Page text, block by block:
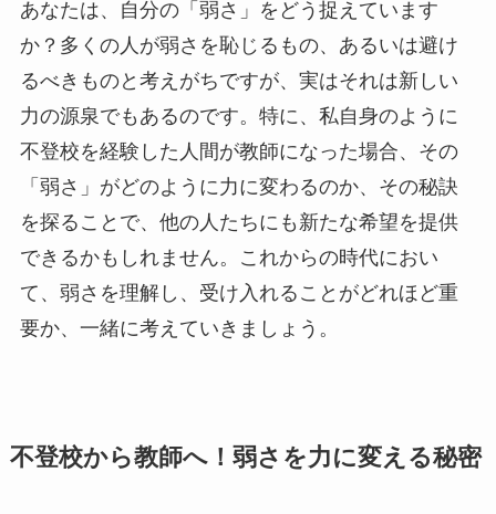
あなたは、自分の「弱さ」をどう捉えています
か？多くの人が弱さを恥じるもの、あるいは避け
るべきものと考えがちですが、実はそれは新しい
力の源泉でもあるのです。特に、私自身のように
不登校を経験した人間が教師になった場合、その
「弱さ」がどのように力に変わるのか、その秘訣
を探ることで、他の人たちにも新たな希望を提供
できるかもしれません。これからの時代におい
て、弱さを理解し、受け入れることがどれほど重
要か、一緒に考えていきましょう。
不登校から教師へ！弱さを力に変える秘密